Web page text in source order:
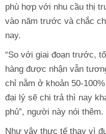
phù hợp với nhu cầu thị
vào năm trước và chắc
nay.
“So với giai đoạn trước,
hàng được nhận vẫn
chỉ nằm ở khoản 50-
đại lý sẽ chi trả thì nay
phủ”, người này nói thêm.
Như vậy thực tế thay vì